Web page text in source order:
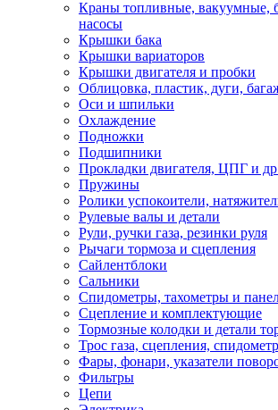
Краны топливные, вакуумные,
насосы
Крышки бака
Крышки вариаторов
Крышки двигателя и пробки
Облицовка, пластик, дуги,
Оси и шпильки
Охлаждение
Подножки
Подшипники
Прокладки двигателя, ЦПГ и
Пружины
Ролики успокоители,
Рулевые валы и детали
Рули, ручки газа, резинки руля
Рычаги тормоза и сцепления
Сайлентблоки
Сальники
Спидометры, тахометры и
Сцепление и комплектующие
Тормозные колодки и детали
Трос газа, сцепления,
Фары, фонари, указатели
Фильтры
Цепи